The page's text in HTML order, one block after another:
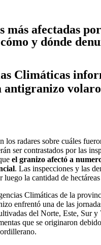
más afectadas
y dónde
Climáticas
antigranizo
los radares sobre cuáles
ser contrastados por las
el granizo afectó a
. Las inspecciones y las
la cantidad de
Climáticas de la
enfrentó una de las
del Norte, Este, Sur
que se originaron